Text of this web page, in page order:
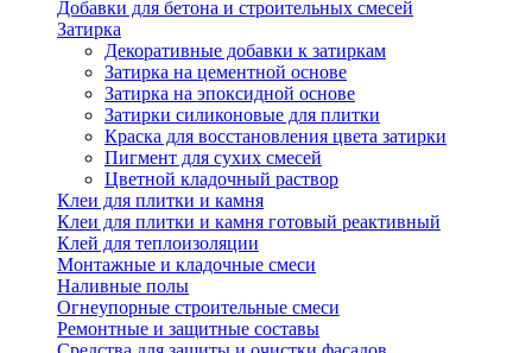
Добавки для бетона и строительных смесей
Затирка
Декоративные добавки к затиркам
Затирка на цементной основе
Затирка на эпоксидной основе
Затирки силиконовые для плитки
Краска для восстановления цвета затирки
Пигмент для сухих смесей
Цветной кладочный раствор
Клеи для плитки и камня
Клеи для плитки и камня готовый реактивный
Клей для теплоизоляции
Монтажные и кладочные смеси
Наливные полы
Огнеупорные строительные смеси
Ремонтные и защитные составы